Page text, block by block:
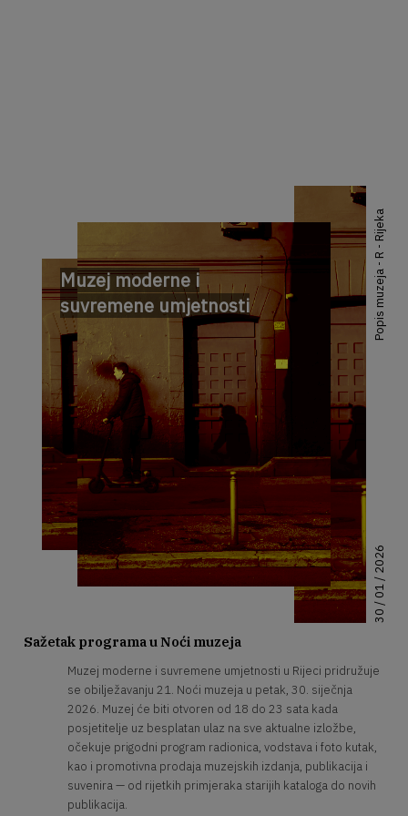
Muzej moderne i
suvremene umjetnosti
30 / 01 / 2026
Popis muzeja - R - Rijeka
Sažetak programa u Noći muzeja
Muzej moderne i suvremene umjetnosti u Rijeci pridružuje
se obilježavanju 21. Noći muzeja u petak, 30. siječnja
2026. Muzej će biti otvoren od 18 do 23 sata kada
posjetitelje uz besplatan ulaz na sve aktualne izložbe,
očekuje prigodni program radionica, vodstava i foto kutak,
kao i promotivna prodaja muzejskih izdanja, publikacija i
suvenira — od rijetkih primjeraka starijih kataloga do novih
publikacija.